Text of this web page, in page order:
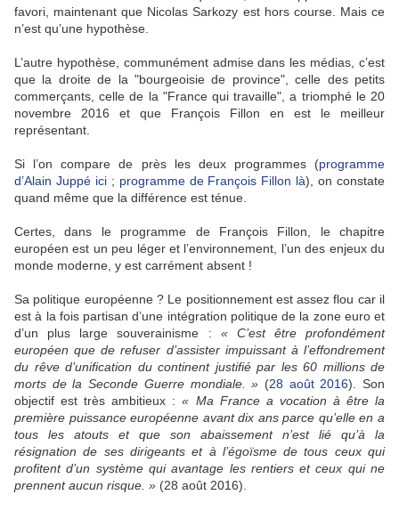
favori, maintenant que Nicolas Sarkozy est hors course. Mais ce
n’est qu’une hypothèse.
L’autre hypothèse, communément admise dans les médias, c’est
que la droite de la "bourgeoisie de province", celle des petits
commerçants, celle de la "France qui travaille", a triomphé le 20
novembre 2016 et que François Fillon en est le meilleur
représentant.
Si l’on compare de près les deux programmes (programme
d’Alain Juppé ici; programme de François Fillon là), on constate
quand même que la différence est ténue.
Certes, dans le programme de François Fillon, le chapitre
européen est un peu léger et l’environnement, l’un des enjeux du
monde moderne, y est carrément absent !
Sa politique européenne ? Le positionnement est assez flou car il
est à la fois partisan d’une intégration politique de la zone euro et
d’un plus large souverainisme : « C’est être profondément
européen que de refuser d’assister impuissant à l’effondrement
du rêve d’unification du continent justifié par les 60 millions de
morts de la Seconde Guerre mondiale. » (28 août 2016). Son
objectif est très ambitieux :« Ma France a vocation à être la
première puissance européenne avant dix ans parce qu’elle en a
tous les atouts et que son abaissement n’est lié qu’à la
résignation de ses dirigeants et à l’égoïsme de tous ceux qui
profitent d’un système qui avantage les rentiers et ceux qui ne
prennent aucun risque. » (28 août 2016).